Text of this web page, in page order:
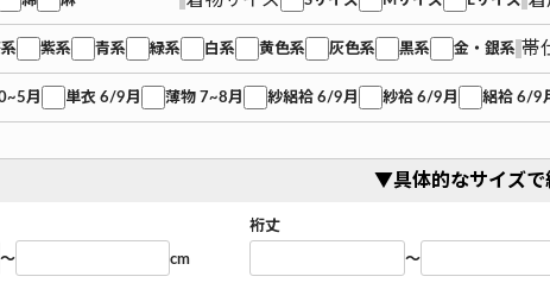
紫系 青系 緑系 白系 黄色系 灰色系 黒系 金・銀系 帯
月 単衣 6/9月 薄物 7~8月 紗絽袷 6/9月 紗袷 6/9月 絽袷 6/9
▼具体的なサイズ
～ cm
裄丈
～